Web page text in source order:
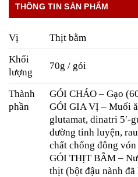
THÔNG TIN SẢN PHẨM
Vị
Thịt bằm
Khối
lượng
70g / gói
Thành
phần
GÓI CHÁO – Gạo
GÓI GIA VỊ – Muối
glutamat, dinatri 5′-
đường tinh luyện,
chất chống đông
GÓI THỊT BẰM –
thịt (bột đậu nành